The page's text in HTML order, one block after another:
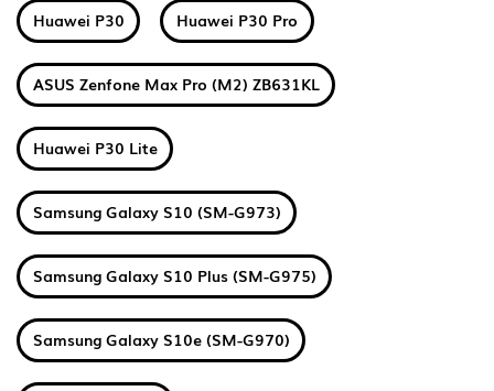
Huawei P30 Huawei P30 Pro
ASUS Zenfone Max Pro (M2) ZB631KL
Huawei P30 Lite
Samsung Galaxy S10 (SM-G973)
Samsung Galaxy S10 Plus (SM-G975)
Samsung Galaxy S10e (SM-G970)